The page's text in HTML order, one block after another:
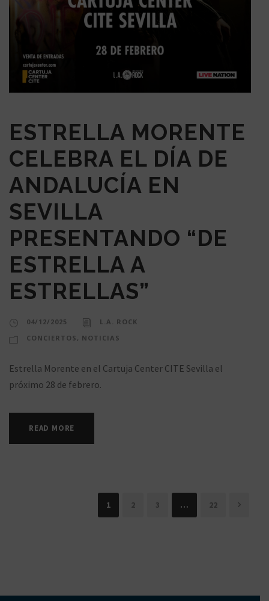
ESTRELLA MORENTE
CELEBRA EL DÍA DE
ANDALUCÍA EN
SEVILLA
PRESENTANDO “DE
ESTRELLA A
ESTRELLAS”
04/12/2025
L.A. ROCK
CONCIERTOS , NOTICIAS
Estrella Morente en el Cartuja Center CITE Sevilla el
próximo 28 de febrero.
READ MORE
1 2 3 … 22